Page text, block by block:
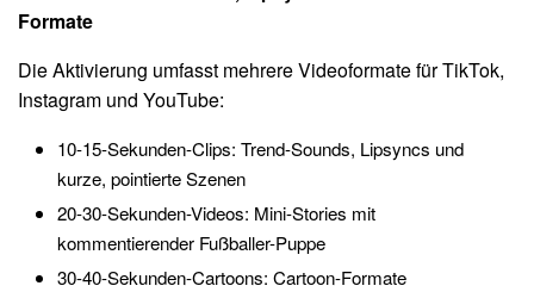
Formate
Die Aktivierung umfasst mehrere Videoformate für TikTok,
Instagram und YouTube:
10-15-Sekunden-Clips: Trend-Sounds, Lipsyncs und
kurze, pointierte Szenen
20-30-Sekunden-Videos: Mini-Stories mit
kommentierender Fußballer-Puppe
30-40-Sekunden-Cartoons: Cartoon-Formate